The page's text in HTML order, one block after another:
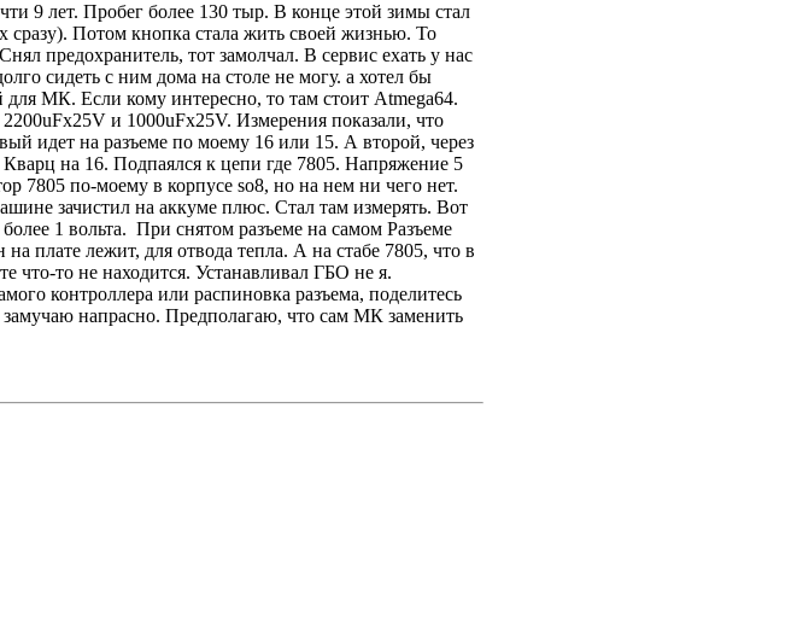
9 лет. Пробег более 130 тыр. В конце этой зимы стал
Потом кнопка стала жить своей жизнью. То
предохранитель, тот замолчал. В сервис ехать у нас
сидеть с ним дома на столе не могу. а хотел бы
МК. Если кому интересно, то там стоит Atmega64.
и 1000uFх25V. Измерения показали, что
идет на разъеме по моему 16 или 15. А второй, через
Кварц на 16. Подпаялся к цепи где 7805. Напряжение 5
7805 по-моему в корпусе so8, но на нем ни чего нет.
зачистил на аккуме плюс. Стал там измерять. Вот
1 вольта. При снятом разъеме на самом Разъеме
плате лежит, для отвода тепла. А на стабе 7805, что в
что-то не находится. Устанавливал ГБО не я.
контроллера или распиновка разъема, поделитесь
замучаю напрасно. Предполагаю, что сам МК заменить